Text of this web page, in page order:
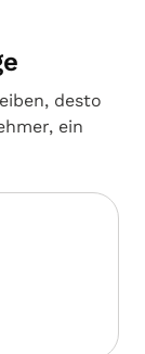
desto
ein